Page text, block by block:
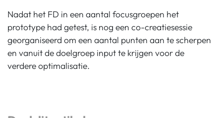
Nadat het FD in een aantal focusgroepen het
prototype had getest, is nog een co-creatiesessie
georganiseerd om een aantal punten aan te scherpen
en vanuit de doelgroep input te krijgen voor de
verdere optimalisatie.